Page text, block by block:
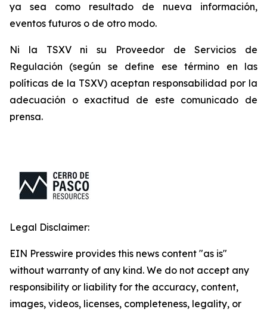
ya sea como resultado de nueva información,
eventos futuros o de otro modo.
Ni la TSXV ni su Proveedor de Servicios de
Regulación (según se define ese término en las
políticas de la TSXV) aceptan responsabilidad por la
adecuación o exactitud de este comunicado de
prensa.
Legal Disclaimer:
EIN Presswire provides this news content "as is"
without warranty of any kind. We do not accept any
responsibility or liability for the accuracy, content,
images, videos, licenses, completeness, legality, or